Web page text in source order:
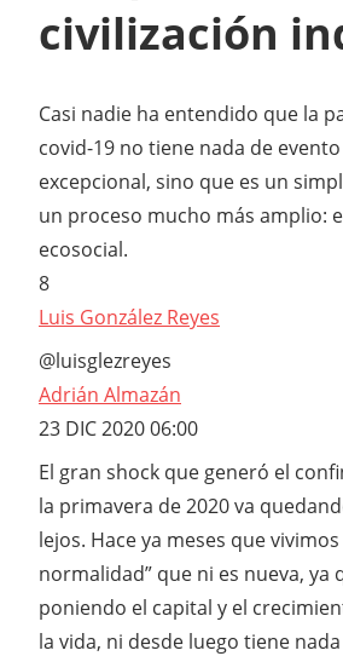
civilización
Casi nadie ha entendido que la
covid-19 no tiene nada de
excepcional, sino que es un
un proceso mucho más amplio:
ecosocial.
8
Luis González Reyes
@luisglezreyes
Adrián Almazán
23 DIC 2020 06:00
El gran shock que generó el
la primavera de 2020 va
lejos. Hace ya meses que
normalidad” que ni es nueva, ya
poniendo el capital y el
la vida, ni desde luego tiene